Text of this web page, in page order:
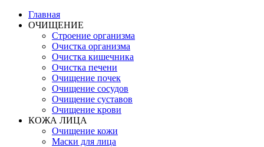
Главная
ОЧИЩЕНИЕ
Строение организма
Очистка организма
Очистка кишечника
Очистка печени
Очищение почек
Очищение сосудов
Очищение суставов
Очищение крови
КОЖА ЛИЦА
Очищение кожи
Маски для лица